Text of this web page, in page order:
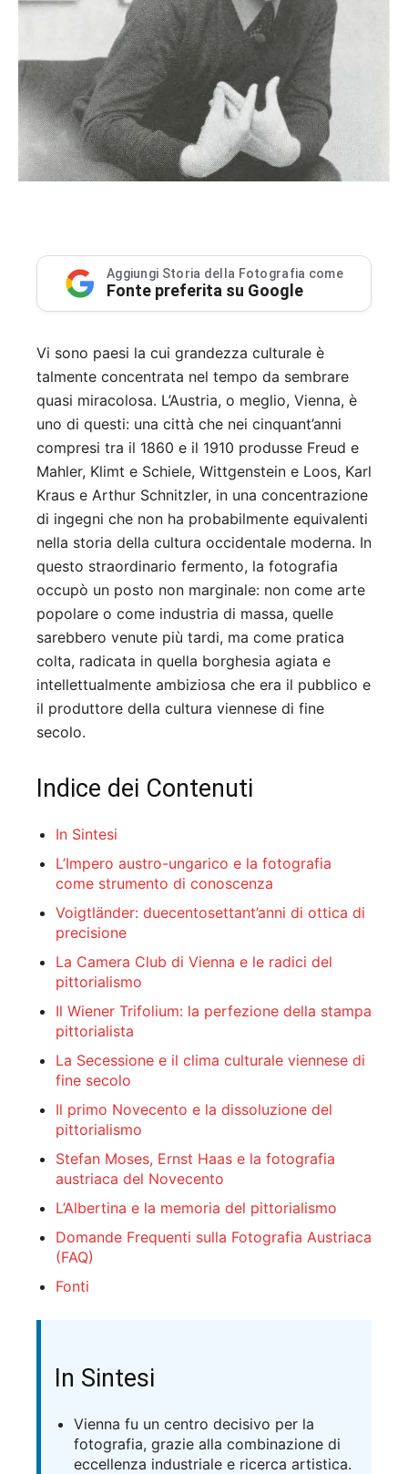
Aggiungi Storia della Fotografia come
Fonte preferita su Google
Vi sono paesi la cui grandezza culturale è
talmente concentrata nel tempo da sembrare
quasi miracolosa. L’Austria, o meglio, Vienna, è
uno di questi: una città che nei cinquant’anni
compresi tra il 1860 e il 1910 produsse Freud e
Mahler, Klimt e Schiele, Wittgenstein e Loos, Karl
Kraus e Arthur Schnitzler, in una concentrazione
di ingegni che non ha probabilmente equivalenti
nella storia della cultura occidentale moderna. In
questo straordinario fermento, la fotografia
occupò un posto non marginale: non come arte
popolare o come industria di massa, quelle
sarebbero venute più tardi, ma come pratica
colta, radicata in quella borghesia agiata e
intellettualmente ambiziosa che era il pubblico e
il produttore della cultura viennese di fine
secolo.
Indice dei Contenuti
In Sintesi
L’Impero austro-ungarico e la fotografia
come strumento di conoscenza
Voigtländer: duecentosettant’anni di ottica di
precisione
La Camera Club di Vienna e le radici del
pittorialismo
Il Wiener Trifolium: la perfezione della stampa
pittorialista
La Secessione e il clima culturale viennese di
fine secolo
Il primo Novecento e la dissoluzione del
pittorialismo
Stefan Moses, Ernst Haas e la fotografia
austriaca del Novecento
L’Albertina e la memoria del pittorialismo
Domande Frequenti sulla Fotografia Austriaca
(FAQ)
Fonti
In Sintesi
Vienna fu un centro decisivo per la
fotografia, grazie alla combinazione di
eccellenza industriale e ricerca artistica.